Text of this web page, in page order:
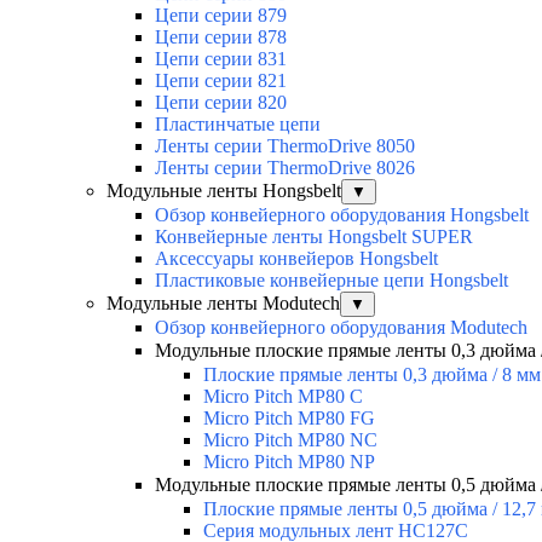
Цепи серии 879
Цепи серии 878
Цепи серии 831
Цепи серии 821
Цепи серии 820
Пластинчатые цепи
Ленты серии ThermoDrive 8050
Ленты серии ThermoDrive 8026
Модульные ленты Hongsbelt
▼
Обзор конвейерного оборудования Hongsbelt
Конвейерные ленты Hongsbelt SUPER
Аксессуары конвейеров Hongsbelt
Пластиковые конвейерные цепи Hongsbelt
Модульные ленты Modutech
▼
Обзор конвейерного оборудования Modutech
Модульные плоские прямые ленты 0,3 дюйма
Плоские прямые ленты 0,3 дюйма / 8 мм
Micro Pitch MP80 С
Micro Pitch MP80 FG
Micro Pitch MP80 NС
Micro Pitch MP80 NP
Модульные плоские прямые ленты 0,5 дюйма
Плоские прямые ленты 0,5 дюйма /
Серия модульных лент HC127C